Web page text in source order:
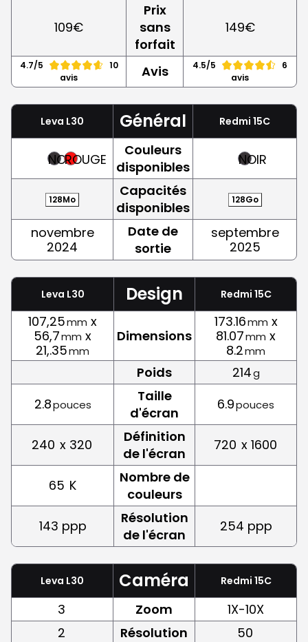
109€
Prix
sans
forfait
149€
4.7/5
10
avis
Avis 4.5/5
6
avis
Leva L30 Général Redmi 15C
NOIRROUGE
Couleurs
disponibles
NOIR
128Mo
Capacités
disponibles
128Go
novembre
2024
Date de
sortie
septembre
2025
Leva L30 Design Redmi 15C
107,25mm x
56,7mm x
21,.35mm
Dimensions
173.16mm x
81.07mm x
8.2mm
Poids 214g
2.8pouces
Taille
d'écran
6.9pouces
240 x 320
Définition
de l'écran
720 x 1600
65 K
Nombre de
couleurs
143 ppp
Résolution
de l'écran
254 ppp
Leva L30 Caméra Redmi 15C
3 Zoom
1X-10X
2
Résolution
50